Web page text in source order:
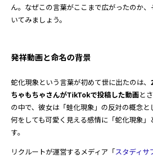
ん。なぜこの言葉がここまで広がったのか
いてみましょう。
発祥動画と命名の背景
蛇化現象という言葉が初めて世に出たのは、
ちゃもちゃさんがTikTokで投稿した動画と
の中で、彼女は「蛙化現象」の反対の概念と
何をしても可愛く見える感情に「蛇化現象」
す。
リクルートが運営するメディア「スタディサ